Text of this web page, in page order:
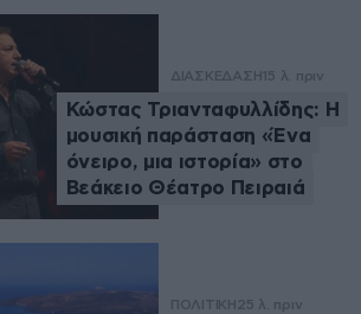
ΔΙΑΣΚΕΔΑΣΗ 15 λ. πριν
Κώστας Τριανταφυλλίδης: Η
μουσική παράσταση «Ένα
όνειρο, μια ιστορία» στο
Βεάκειο Θέατρο Πειραιά
ΠΟΛΙΤΙΚΗ 25 λ. πριν